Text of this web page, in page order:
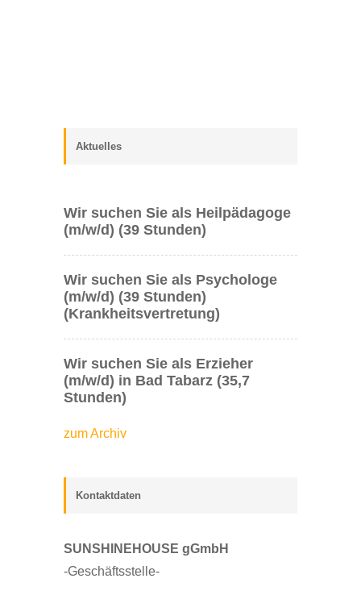
Aktuelles
Wir suchen Sie als Heilpädagoge
(m/w/d) (39 Stunden)
Wir suchen Sie als Psychologe
(m/w/d) (39 Stunden)
(Krankheitsvertretung)
Wir suchen Sie als Erzieher
(m/w/d) in Bad Tabarz (35,7
Stunden)
zum Archiv
Kontaktdaten
SUNSHINEHOUSE gGmbH
-Geschäftsstelle-